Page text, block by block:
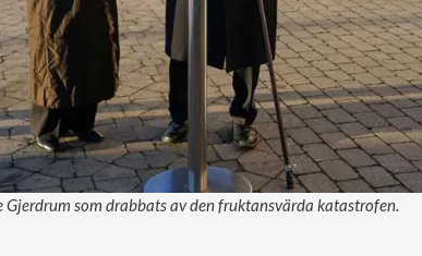
Gjerdrum som drabbats av den fruktansvärda katastrofen.